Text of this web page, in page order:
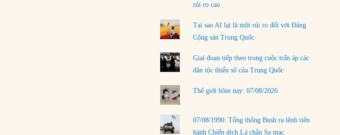
Làm thế nào để kết thúc Chiến tranh Iran?
LOAD MORE
rủi ro cao
Tại sao AI lại là một rủi ro đối với Đảng
Cộng sản Trung Quốc
Giai đoạn tiếp theo trong cuộc trấn áp các
dân tộc thiểu số của Trung Quốc
Thế giới hôm nay: 07/08/2026
07/08/1990: Tổng thống Bush ra lệnh tiến
hành Chiến dịch Lá chắn Sa mạc